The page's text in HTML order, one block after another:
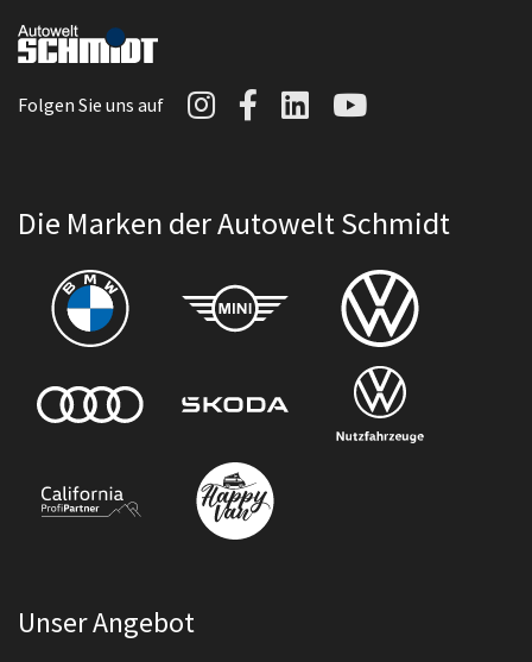
Folgen Sie uns auf Autowelt Schmidt auf
Autowelt Schmidt
AutoweltAutowelt
Die Marken der Autowelt Schmidt
Unser Angebot